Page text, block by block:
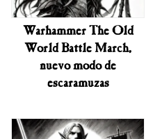
Warhammer The Old
World Battle March,
nuevo modo de
escaramuzas